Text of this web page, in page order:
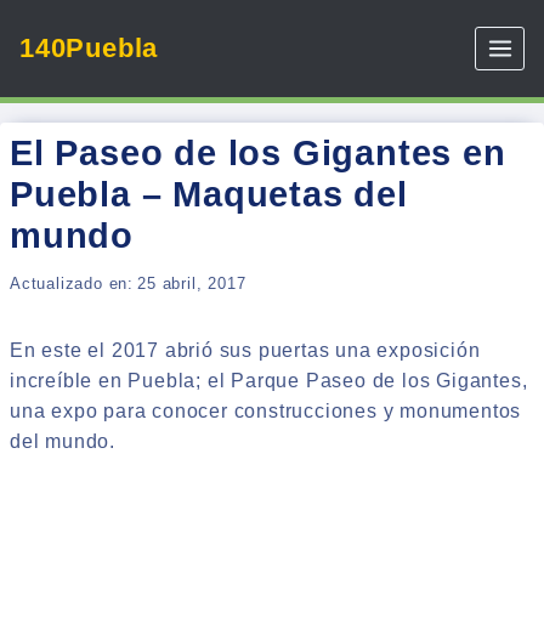
140Puebla
El Paseo de los Gigantes en
Puebla – Maquetas del
mundo
Actualizado en: 25 abril, 2017
En este el 2017 abrió sus puertas una exposición
increíble en Puebla; el Parque Paseo de los Gigantes,
una expo para conocer construcciones y monumentos
del mundo.